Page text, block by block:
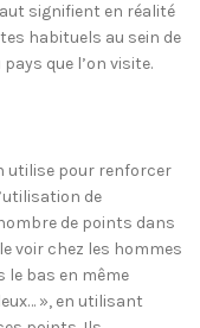
signifient en réalité
habituels au sein de
que l’on visite.
utilise pour renforcer
de
de points dans
voir chez les hommes
le bas en même
», en utilisant